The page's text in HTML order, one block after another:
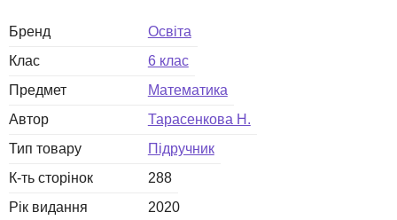
Бренд
Освіта
Клас
6 клас
Предмет
Математика
Автор
Тарасенкова Н.
Тип товару
Підручник
К-ть сторінок
288
Рік видання
2020